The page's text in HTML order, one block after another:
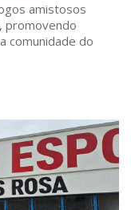
amistosos
promovendo
comunidade do